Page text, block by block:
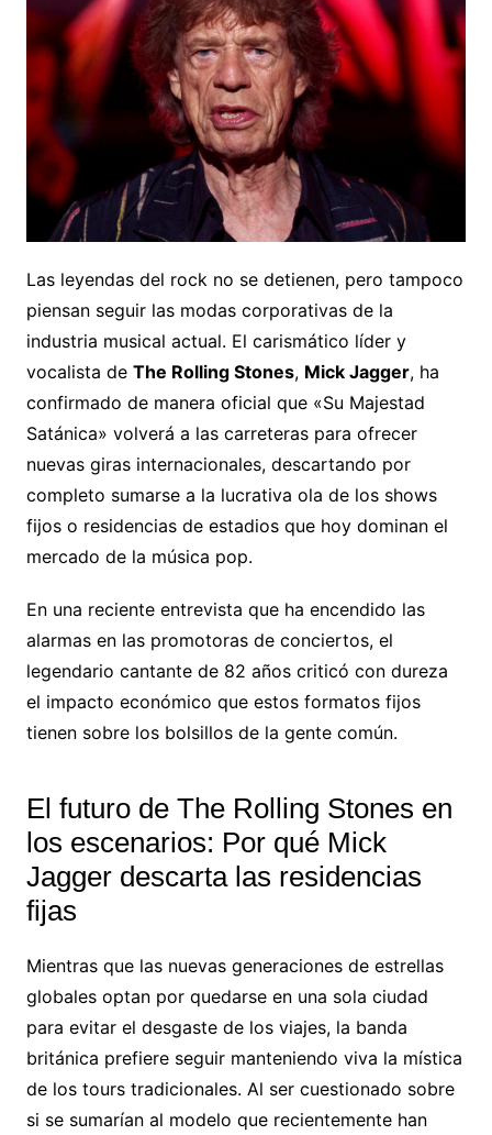
Las leyendas del rock no se detienen, pero tampoco
piensan seguir las modas corporativas de la
industria musical actual. El carismático líder y
vocalista de The Rolling Stones, Mick Jagger, ha
confirmado de manera oficial que «Su Majestad
Satánica» volverá a las carreteras para ofrecer
nuevas giras internacionales, descartando por
completo sumarse a la lucrativa ola de los shows
fijos o residencias de estadios que hoy dominan el
mercado de la música pop.
En una reciente entrevista que ha encendido las
alarmas en las promotoras de conciertos, el
legendario cantante de 82 años criticó con dureza
el impacto económico que estos formatos fijos
tienen sobre los bolsillos de la gente común.
El futuro de The Rolling Stones en
los escenarios: Por qué Mick
Jagger descarta las residencias
fijas
Mientras que las nuevas generaciones de estrellas
globales optan por quedarse en una sola ciudad
para evitar el desgaste de los viajes, la banda
británica prefiere seguir manteniendo viva la mística
de los tours tradicionales. Al ser cuestionado sobre
si se sumarían al modelo que recientemente han